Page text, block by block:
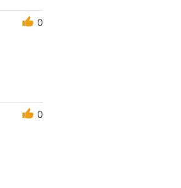
0
0